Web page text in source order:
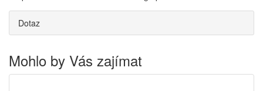
Dotaz
Mohlo by Vás zajímat